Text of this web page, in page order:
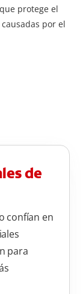
protege el
por el
de
confían en
para